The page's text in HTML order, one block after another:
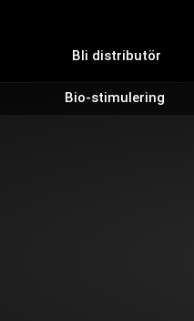
Bli distributör
Bio-stimulering